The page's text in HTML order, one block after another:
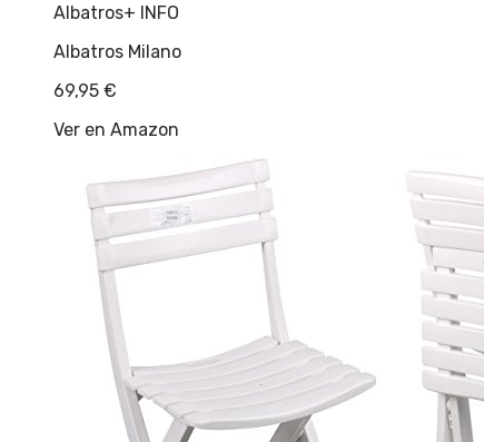
Albatros+ INFO
Albatros Milano
69,95 €
Ver en Amazon